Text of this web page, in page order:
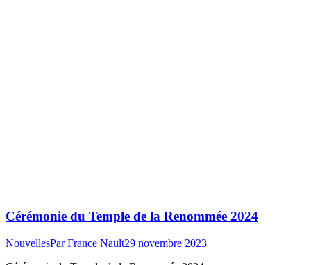
Cérémonie du Temple de la Renommée 2024
NouvellesParFrance Nault29 novembre 2023